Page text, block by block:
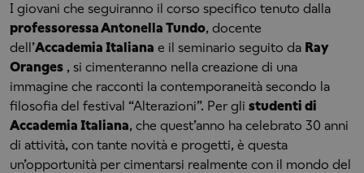
I giovani che seguiranno il corso specifico tenuto dalla
professoressa Antonella Tundo, docente
dell’Accademia Italiana e il seminario seguito da Ray
Oranges , si cimenteranno nella creazione di una
immagine che racconti la contemporaneità secondo la
filosofia del festival “Alterazioni”. Per gli studenti di
Accademia Italiana, che quest’anno ha celebrato 30 anni
di attività, con tante novità e progetti, è questa
un’opportunità per cimentarsi realmente con il mondo del